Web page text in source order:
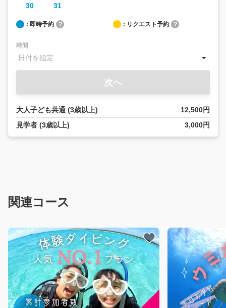
30 31
: 即時予約 ? : リクエスト予約 ?
時間
次へ
大人子ども共通 (3歳以上)
12,500円
見学者 (3歳以上)
3,000円
関連コース